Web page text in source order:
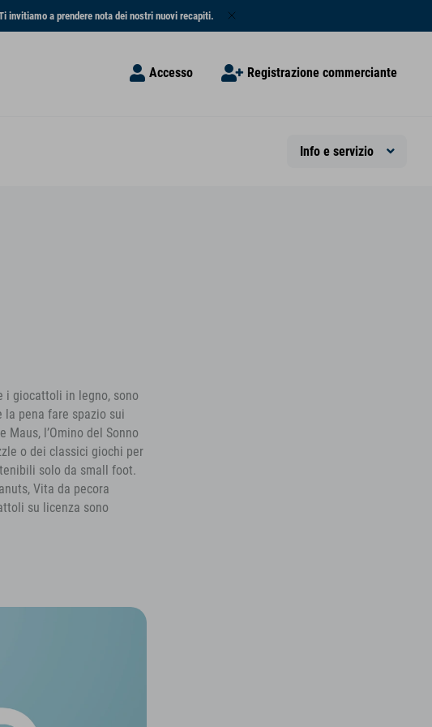
a prendere nota dei nostri nuovi recapiti.
Accesso Registrazione commerciante
Info e servizio
i giocattoli in legno, sono
pena fare spazio sui
l’Omino del Sonno
o dei classici giochi per
solo da small foot.
Vita da pecora
su licenza sono